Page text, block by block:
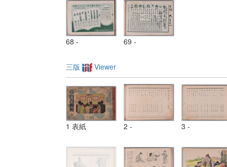
68 - 69 -
三版 Viewer
1 表紙 2 - 3 -